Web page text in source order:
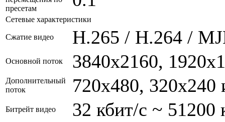
пресетам
Сетевые характеристики
Сжатие видео H.265 / H.264 /
Основной поток 3840x2160,
Дополнительный
поток
720x480, 320x240
Битрейт видео 32 кбит/с ~ 51200